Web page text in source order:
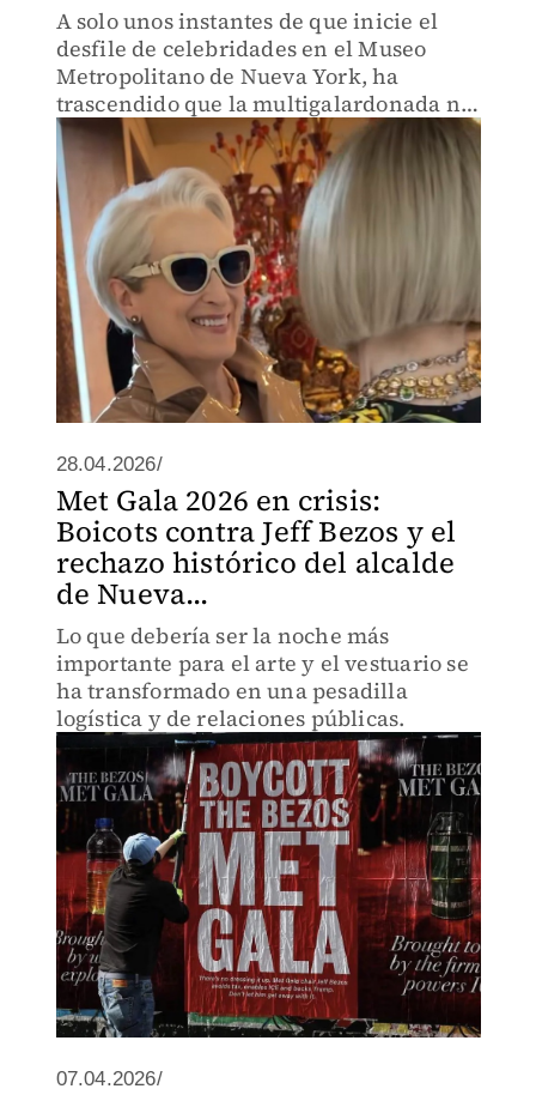
A solo unos instantes de que inicie el
desfile de celebridades en el Museo
Metropolitano de Nueva York, ha
trascendido que la multigalardonada no
asistirá
28.04.2026/
Met Gala 2026 en crisis:
Boicots contra Jeff Bezos y el
rechazo histórico del alcalde
de Nueva...
Lo que debería ser la noche más
importante para el arte y el vestuario se
ha transformado en una pesadilla
logística y de relaciones públicas.
07.04.2026/